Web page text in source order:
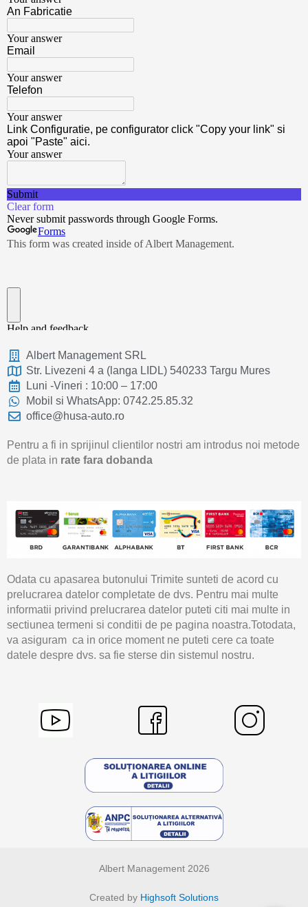
Albert Management SRL
Str. Livezeni 4 a (langa LIDL) 540233 Targu Mures
Luni -Vineri : 10:00 – 17:00
Mobil si WhatsApp: 0742.25.85.32
office@husa-auto.ro
Pentru a fi in sprijinul clientilor nostri am introdus noi metode
de plata in rate fara dobanda
Odata cu apasarea butonului Trimite sunteti de acord cu
prelucrarea datelor completate de dvs. Pentru mai multe
informatii privind prelucrarea datelor puteti citi mai multe in
sectiunea termeni si conditii de pe pagina noastra.Totodata,
va asiguram ca in orice moment ne puteti cere ca toate
datele despre dvs. sa fie sterse din sistemul nostru.
Albert Management 2026
Created by Highsoft Solutions